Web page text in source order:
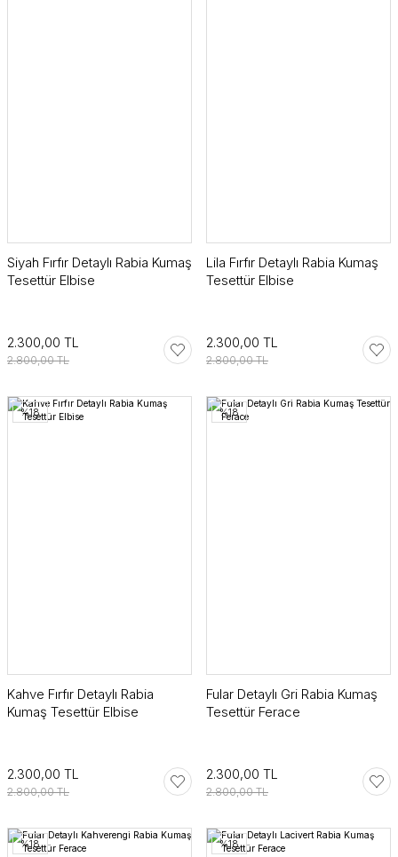
Siyah Fırfır Detaylı Rabia Kumaş
Tesettür Elbise
2.300,00 TL
2.800,00 TL
Lila Fırfır Detaylı Rabia Kumaş
Tesettür Elbise
2.300,00 TL
2.800,00 TL
%18
Kahve Fırfır Detaylı Rabia
Kumaş Tesettür Elbise
2.300,00 TL
2.800,00 TL
%18
Fular Detaylı Gri Rabia Kumaş
Tesettür Ferace
2.300,00 TL
2.800,00 TL
%18 %18